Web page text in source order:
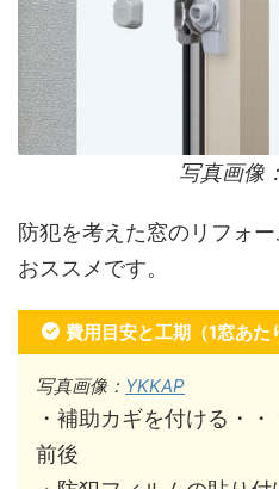
写真画像：
防犯を考えた窓のリフォ
おススメです。
費用目安と工期（1窓あた
写真画像： YKKAP
・補助カギを付ける・
前後